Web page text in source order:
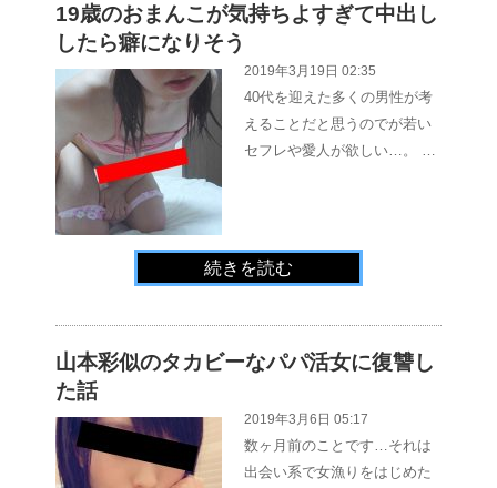
19歳のおまんこが気持ちよすぎて中出し
したら癖になりそう
2019年3月19日 02:35
40代を迎えた多くの男性が考
えることだと思うのでが若い
セフレや愛人が欲しい…。 …
続きを読む
山本彩似のタカビーなパパ活女に復讐し
た話
2019年3月6日 05:17
数ヶ月前のことです…それは
出会い系で女漁りをはじめた